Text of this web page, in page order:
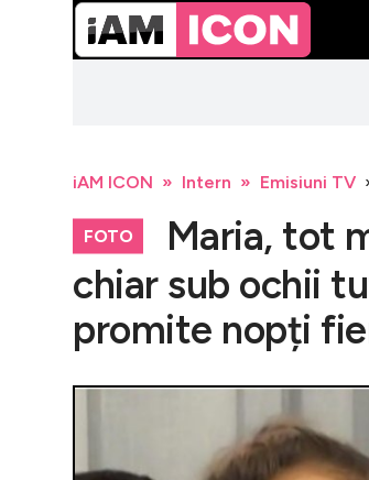
iAM ICON Intern Emisiuni TV
FOTO
Maria, tot
chiar sub ochii
promite nopți